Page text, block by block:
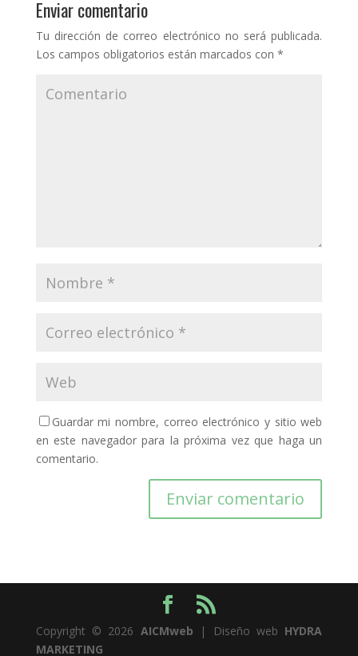
Enviar comentario
Tu dirección de correo electrónico no será publicada.
Los campos obligatorios están marcados con *
Guardar mi nombre, correo electrónico y sitio web
en este navegador para la próxima vez que haga un
comentario.
Copyright © 2026 AICMweb | Diseño web HYDRA
MARKETING